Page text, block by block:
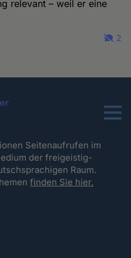
relevant – weil er eine
2
Menu
Seitenaufrufen im
der freigeistig-
Raum.
finden Sie hier.